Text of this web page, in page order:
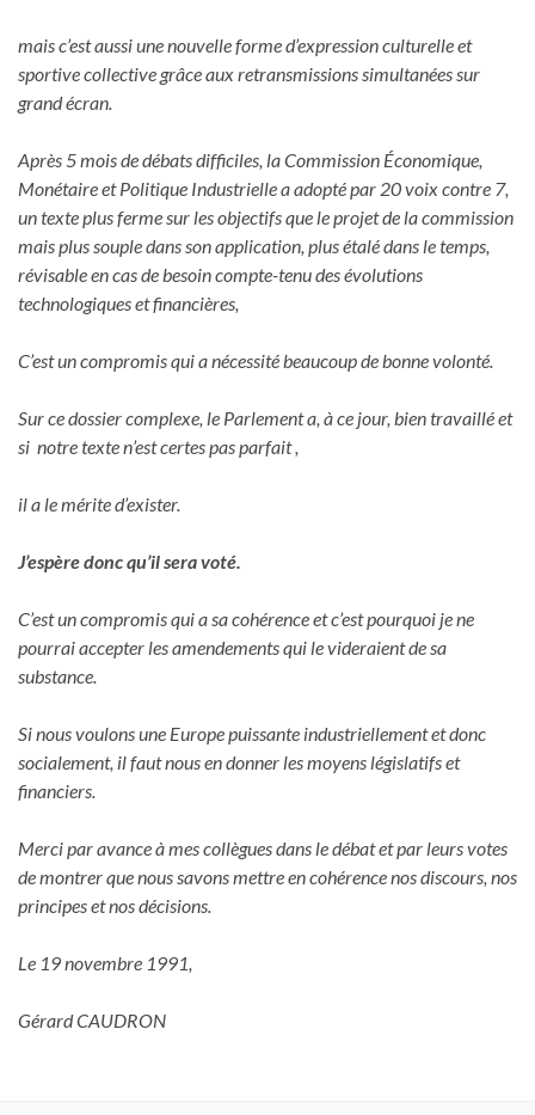
mais c’est aussi une nouvelle forme d’expression culturelle et
sportive collective grâce aux retransmissions simultanées sur
grand écran.
Après 5 mois de débats difficiles, la Commission Économique,
Monétaire et Politique Industrielle a adopté par 20 voix contre 7,
un texte plus ferme sur les objectifs que le projet de la commission
mais plus souple dans son application, plus étalé dans le temps,
révisable en cas de besoin compte-tenu des évolutions
technologiques et financières,
C’est un compromisqui a nécessité beaucoup de bonne volonté.
Sur ce dossier complexe, le Parlement a, à ce jour, bien travaillé et
si notre texte n’est certes pas parfait ,
il a le mérite d’exister.
J’espère donc qu’il sera voté.
C’est un compromis qui a sa cohérenceet c’est pourquoi je ne
pourrai accepter les amendements qui le videraient de sa
substance.
Si nous voulons une Europe puissante industriellement et donc
socialement, il faut nous en donner les moyens législatifs et
financiers.
Merci par avance à mes collègues dans le débat et par leurs votes
de montrer que nous savons mettre en cohérence nos discours, nos
principes et nos décisions.
Le 19 novembre 1991,
Gérard CAUDRON